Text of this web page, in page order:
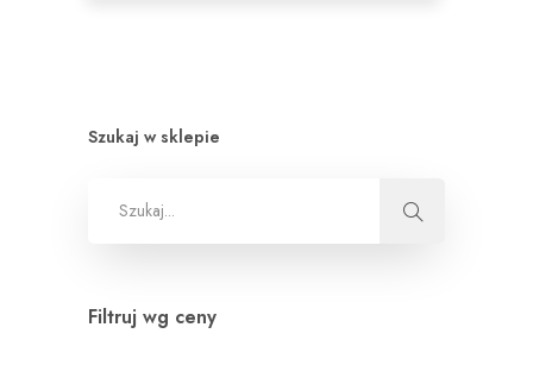
Szukaj w sklepie
Filtruj wg ceny